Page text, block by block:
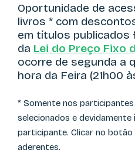
Oportunidade de
livros * com
em títulos publicados
da Lei do Preço Fixo
ocorre de segunda a
hora da Feira (21h00
* Somente nos
selecionados e
participante. Clicar no
aderentes.